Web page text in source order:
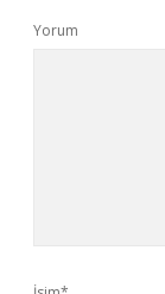
Yorum